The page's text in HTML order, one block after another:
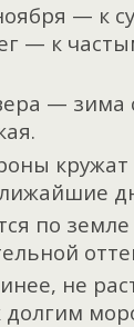
— к
— к
— зима
по
не
долгим